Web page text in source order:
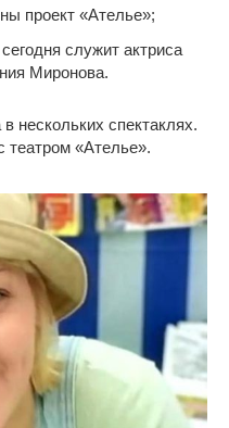
проект «Ателье»;
служит актриса
Миронова.
нескольких спектаклях.
театром «Ателье».